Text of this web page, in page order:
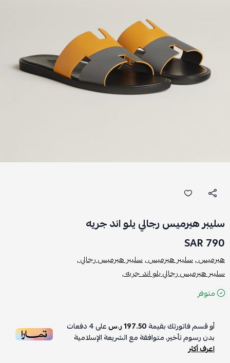
سليبر هيرميس رجالي يلو اند جريه
790 SAR
هيرميس ,سليبر هيرميس ,سليبر هيرميس رجالي ,
سليبر هيرميس رجالي يلو اند جريه ,
متوفر
أو قسم فاتورتك بقيمة197.50 ر.س على4دفعات
بدون رسوم تأخير، متوافقة مع الشريعة الإسلامية
اعرف أكثر